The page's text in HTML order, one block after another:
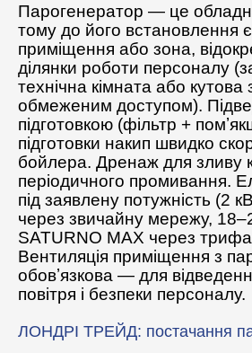
Парогенератор — це
тому до його встановлення
приміщення або зона,
ділянки роботи персоналу
технічна кімната або кутова
обмеженим доступом).
підготовкою (фільтр +
підготовки накип швидко
бойлера. Дренаж для зливу
періодичного промивання.
під заявлену потужність (2
через звичайну мережу,
SATURNO MAX через
Вентиляція приміщення з
обовʼязкова — для
повітря і безпеки персоналу.
ЛОНДРІ ТРЕЙД: постачання